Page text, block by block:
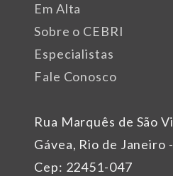
Rua Marquês de São
Gávea, Rio de Janeiro
Cep: 22451-047
Em Alta
Sobre o CEBRI
Especialistas
Fale Conosco